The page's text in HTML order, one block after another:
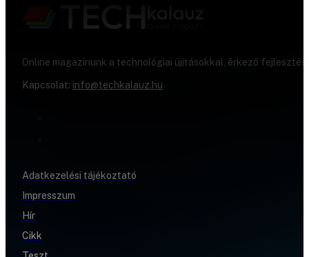
Online magazinunk a technológiai újításokkal, érkező
Kapcsolat: info@techkalauz.hu
Adatkezelési tájékoztató
Impresszum
Hír
Cikk